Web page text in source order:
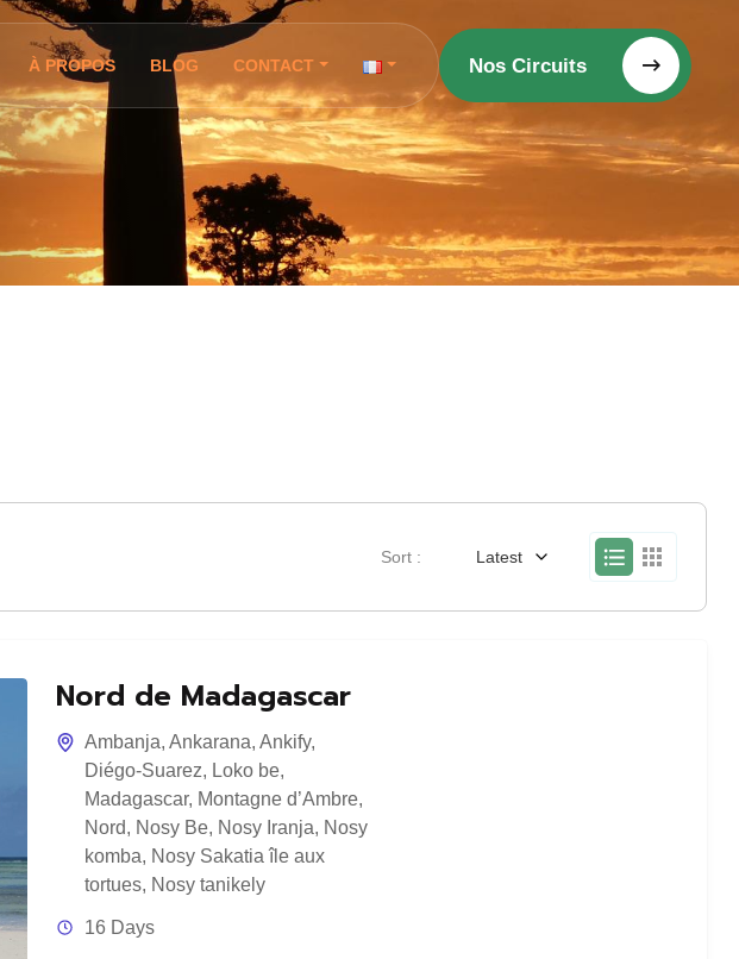
À PROPOS BLOG CONTACT Nos Circuits
Sort : Latest
Nord de Madagascar
Ambanja, Ankarana, Ankify,
Diégo-Suarez, Loko be,
Madagascar, Montagne d’Ambre,
Nord, Nosy Be, Nosy Iranja, Nosy
komba, Nosy Sakatia île aux
tortues, Nosy tanikely
16 Days